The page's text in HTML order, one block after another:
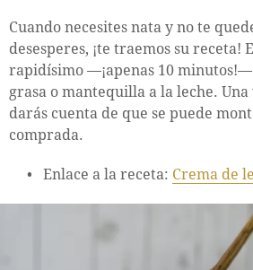
Cuando necesites nata y no te
desesperes, ¡te traemos su receta!
rapidísimo —¡apenas 10
grasa o mantequilla a la leche. Una
darás cuenta de que se puede
comprada.
Enlace a la receta: Crema de